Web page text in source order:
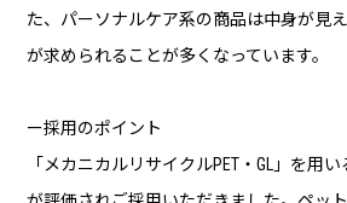
た、パーソナルケア系の商品は中身が見
が求められることが多くなっています。
ー採用のポイント
「メカニカルリサイクルPET・GL」を用